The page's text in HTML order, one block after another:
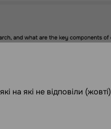
на які не відповіли